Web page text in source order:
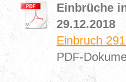
Einbrüche
29.12.2018
Einbruch
PDF-